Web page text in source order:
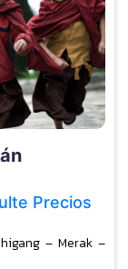
Precios
– Merak –